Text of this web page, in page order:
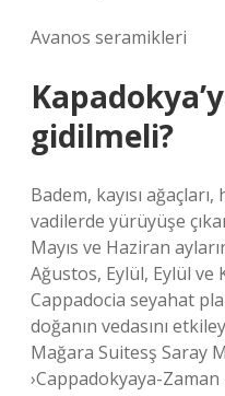
Avanos seramikleri
gidilmeli?
Badem, kayısı
vadilerde yürüyüşe
Mayıs ve Haziran
Ağustos, Eylül, Eylül ve
Cappadocia seyahat
doğanın vedasını
Mağara Suitesş Saray
›Cappadokyaya-